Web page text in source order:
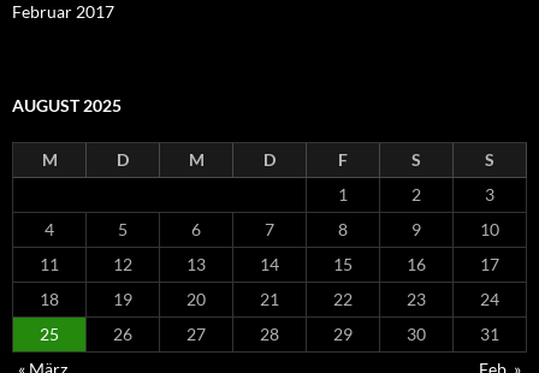
Februar 2017
AUGUST 2025
M D M D F S
S
1
2
3
4
5 6 7 8 9
10
11
12 13 14 15 16
17
18
19 20 21 22 23
24
25
26 27 28 29 30
31